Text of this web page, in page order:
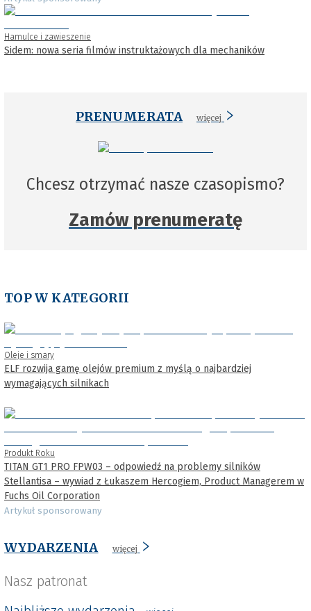
Hamulce i zawieszenie
Sidem: nowa seria filmów instruktażowych dla mechaników
PRENUMERATA więcej
Chcesz otrzymać nasze czasopismo?
Zamów prenumeratę
TOP W KATEGORII
Oleje i smary
ELF rozwija gamę olejów premium z myślą o najbardziej
wymagających silnikach
Produkt Roku
TITAN GT1 PRO FPW03 – odpowiedź na problemy silników
Stellantisa – wywiad z Łukaszem Hercogiem, Product Managerem w
Fuchs Oil Corporation
Artykuł sponsorowany
WYDARZENIA więcej
Nasz patronat